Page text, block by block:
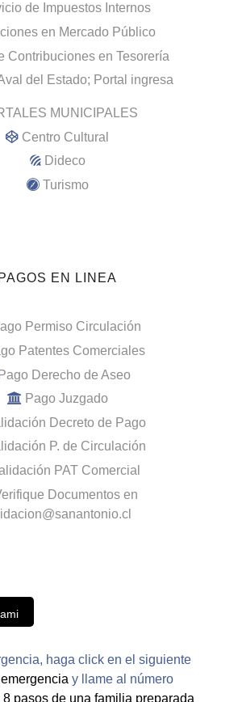
de Impuestos Internos
en Mercado Público
Contribuciones en Tesorería
del Estado; Portal ingresa
MUNICIPALES
Centro Cultural
Dideco
Turismo
PAGOS EN LINEA
Permiso Circulación
Patentes Comerciales
Pago Derecho de Aseo
Pago Juzgado
Decreto de Pago
P. de Circulación
PAT Comercial
Documentos en
haga click en el siguiente
y llame al número
8 pasos de una familia preparada